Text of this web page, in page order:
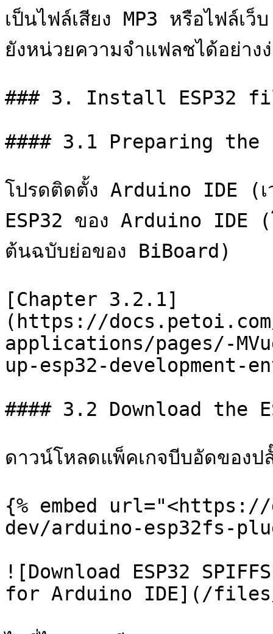
เป็นไฟล์เสียง MP3 หรือไฟล์เ
ยังหน่วยความจำแฟลชได้อย่า
### 3. Install ESP32
#### 3.1 Preparing the
โปรดติดตั้ง Arduino IDE
ESP32 ของ Arduino IDE
ต้นฉบับย่อของ BiBoard)
[Chapter 3.2.1]
(https://
applications/pages/-
up-esp32-development-
#### 3.2 Download the
ดาวน์โหลดแพ็คเกจบีบอัดของ
{% embed url="<https://
dev/arduino-esp32fs-
![Download ESP32
for Arduino IDE](/files/-